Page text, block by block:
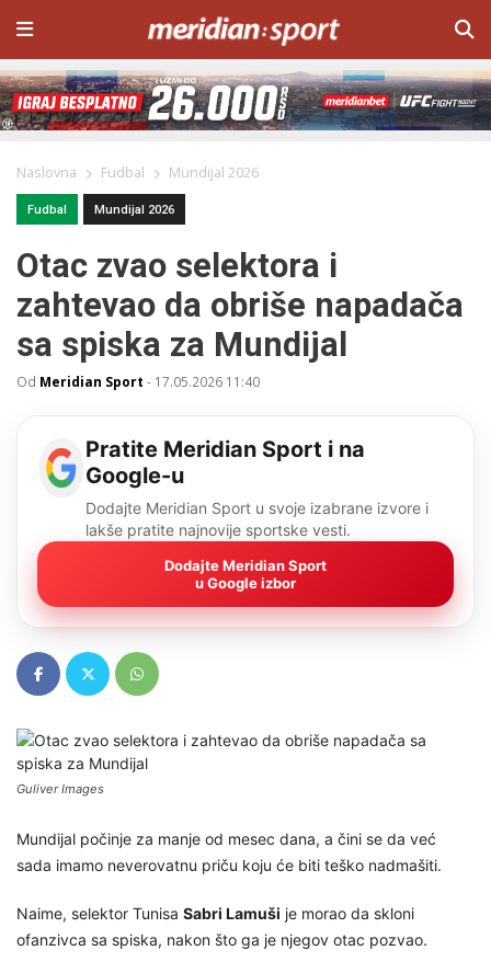
Naslovna Fudbal Mundijal 2026
Fudbal Mundijal 2026
Otac zvao selektora i
zahtevao da obriše napadača
sa spiska za Mundijal
Od Meridian Sport - 17.05.2026 11:40
Pratite Meridian Sport i na
Google-u
Dodajte Meridian Sport u svoje izabrane izvore i
lakše pratite najnovije sportske vesti.
Dodajte Meridian Sport
u Google izbor
Guliver Images
Mundijal počinje za manje od mesec dana, a čini se da već
sada imamo neverovatnu priču koju će biti teško nadmašiti.
Naime, selektor Tunisa Sabri Lamuši je morao da skloni
ofanzivca sa spiska, nakon što ga je njegov otac pozvao.